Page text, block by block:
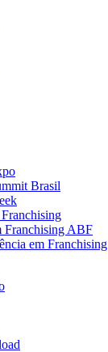
Brasil
Franchising ABF
em Franchising